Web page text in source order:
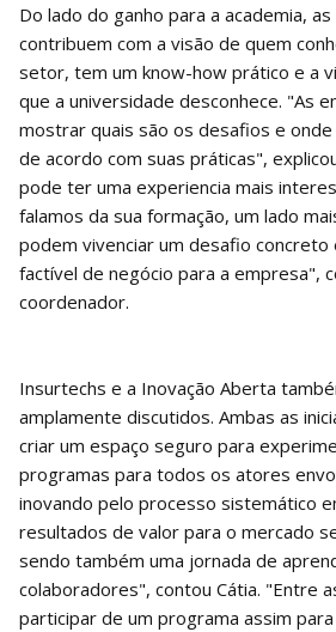
Do lado do ganho para a academia,
contribuem com a visão de quem
setor, tem um know-how prático e a
que a universidade desconhece. "As
mostrar quais são os desafios e
de acordo com suas práticas",
pode ter uma experiencia mais
falamos da sua formação, um lado
podem vivenciar um desafio concreto
factível de negócio para a empresa",
coordenador.
Insurtechs e a Inovação Aberta
amplamente discutidos. Ambas as
criar um espaço seguro para
programas para todos os atores
inovando pelo processo sistemático
resultados de valor para o mercado
sendo também uma jornada de
colaboradores", contou Cátia. "Entre
participar de um programa assim